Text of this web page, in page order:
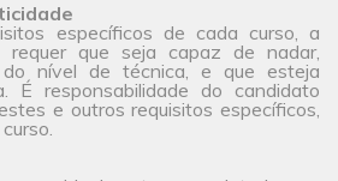
específicos de cada curso, a
requer que seja capaz de nadar,
do nível de técnica, e que esteja
É responsabilidade do candidato
e outros requisitos específicos,